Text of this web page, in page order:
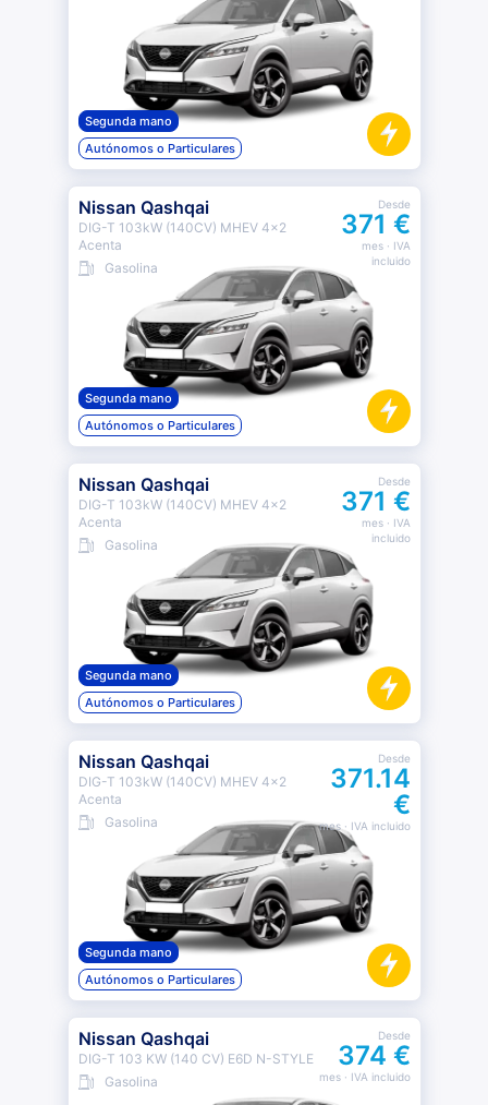
Segunda mano
Autónomos o Particulares
Nissan Qashqai
DIG-T 103kW (140CV) MHEV 4x2
Acenta
Gasolina
Desde
371 €
mes· IVA
incluido
Segunda mano
Autónomos o Particulares
Nissan Qashqai
DIG-T 103kW (140CV) MHEV 4x2
Acenta
Gasolina
Desde
371 €
mes· IVA
incluido
Segunda mano
Autónomos o Particulares
Nissan Qashqai
DIG-T 103kW (140CV) MHEV 4x2
Acenta
Gasolina
Desde
371.14
€
mes· IVA incluido
Segunda mano
Autónomos o Particulares
Nissan Qashqai
DIG-T 103 KW (140 CV) E6D N-STYLE
Gasolina
Desde
374 €
mes· IVA incluido